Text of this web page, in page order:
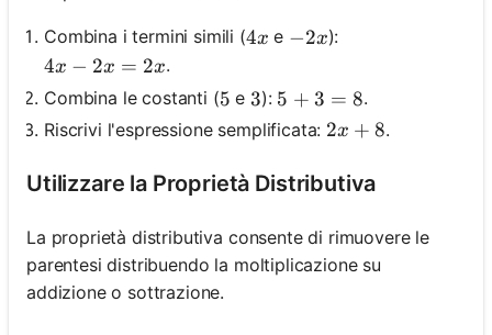
Combina i termini simili (4 x
4x e -2 x
−2x):
4 x-2 x=2 x
4x − 2x = 2x.
Combina le costanti (5
5 e3
3): 5+3=8
5 + 3 = 8.
Riscrivi l'espressione semplificata: 2 x+8
2x + 8.
Utilizzare la Proprietà Distributiva
La proprietà distributiva consente di rimuovere le
parentesi distribuendo la moltiplicazione su
addizione o sottrazione.